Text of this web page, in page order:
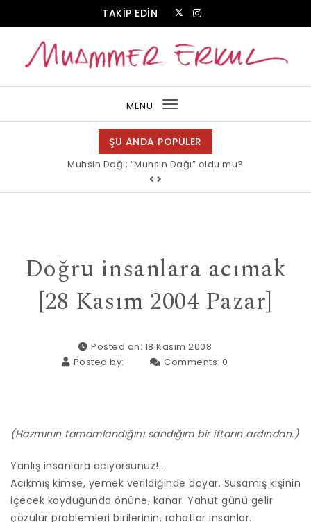
TAKİP EDİN
MENU
Toggle
navigation
ŞU ANDA POPÜLER
Muhsin Dağı; “Muhsin Dağı” oldu mu?
Doğru insanlara acımak
[28 Kasım 2004 Pazar]
Posted on: 18 Kasım 2008
Posted by:
Comments:0
(Hazmının tamamlandığını sandığım bir iftarın ardından.)
Yanlış insanlara acıyorsunuz!..
Acıkmış kimse, yemek verildiğinde doyar. Susamış kişinin
içecek koyduğunda önüne, kanar. Yahut günü gelir
çözülür problemleri birilerinin, rahatlar insanlar.